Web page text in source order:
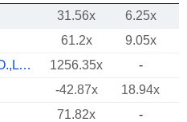
31.56x 6.25x
61.2x
9.05x
CHINA SPACESAT CO.,LTD.
1256.35x -
-42.87x
18.94x
71.82x
-